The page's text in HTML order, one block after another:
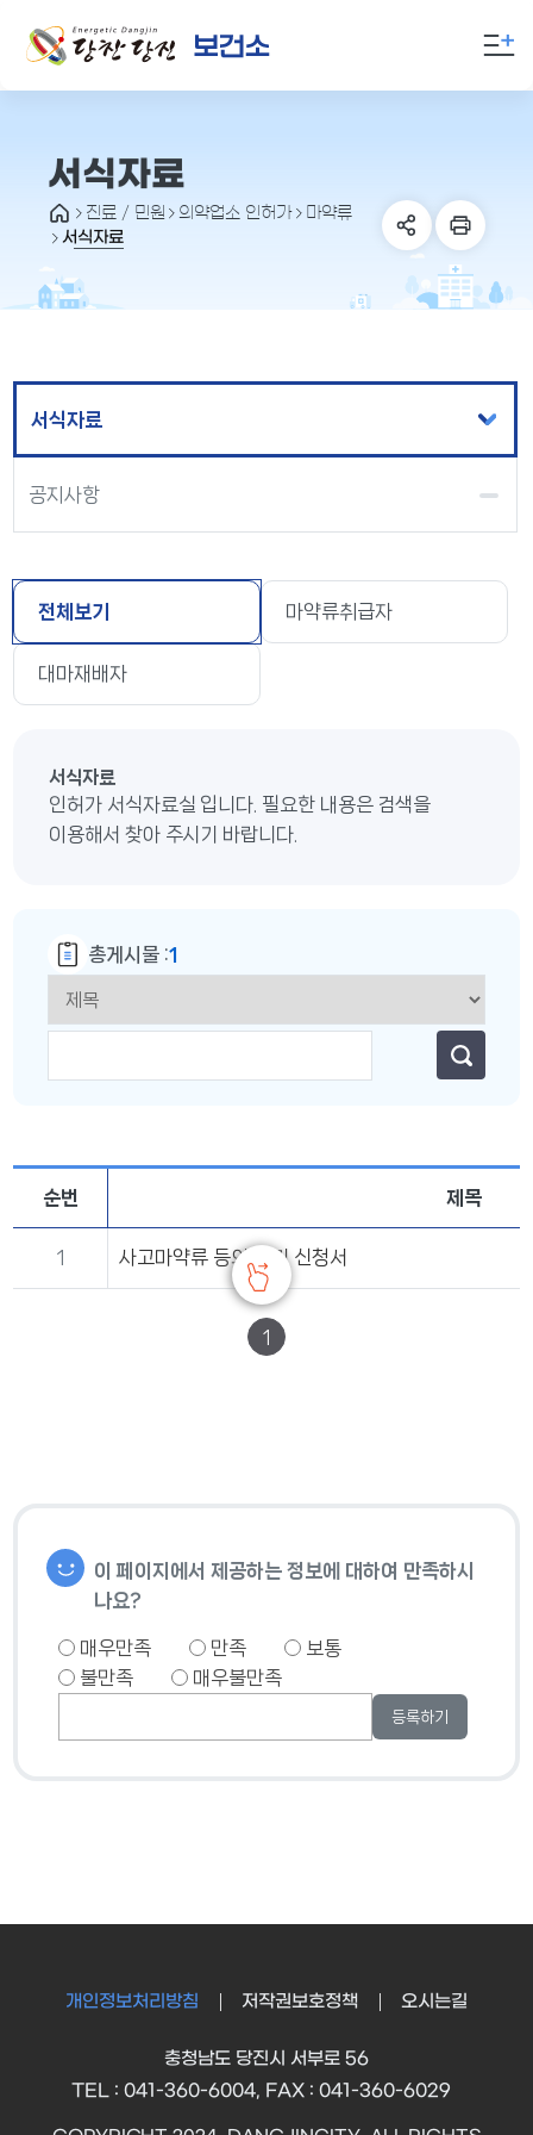
서식자료
진료 / 민원 의약업소 인허가 마약류
서식자료
서식자료
공지사항
전체보기 마약류취급자
대마재배자
서식자료
인허가 서식자료실 입니다. 필요한 내용은 검색을
이용해서 찾아 주시기 바랍니다.
총게시물 :1
순번 제목
1 사고마약류 등의 폐기 신청서
1
이 페이지에서 제공하는 정보에 대하여 만족하시
나요?
매우만족 만족
보통
불만족
매우불만족
세
개인정보처리방침 저작권보호정책 오시는길
충청남도 당진시 서부로 56
TEL : 041-360-6004, FAX : 041-360-6029